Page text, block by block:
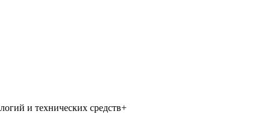
и технических средств+